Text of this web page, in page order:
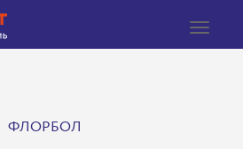
Toggle
ФЛОРБОЛ